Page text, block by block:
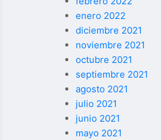
enero 2022
diciembre 2021
noviembre 2021
octubre 2021
septiembre 2021
agosto 2021
julio 2021
junio 2021
mayo 2021